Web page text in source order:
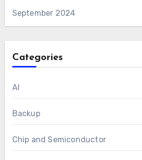
September 2024
Categories
AI
Backup
Chip and Semiconductor